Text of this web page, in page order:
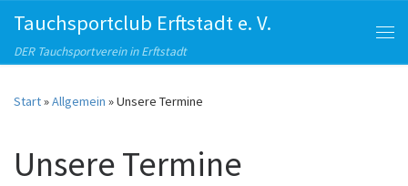
Zum Inhalt springen
Tauchsportclub Erftstadt e. V.
DER Tauchsportverein in Erftstadt
Start»Allgemein »Unsere Termine
Unsere Termine